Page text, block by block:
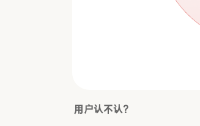
用户认不认？